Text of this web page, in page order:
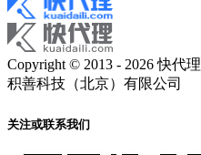
Copyright © 2013 - 2026 快代理
积善科技（北京）有限公司
关注或联系我们